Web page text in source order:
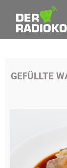
GEFÜLLTE